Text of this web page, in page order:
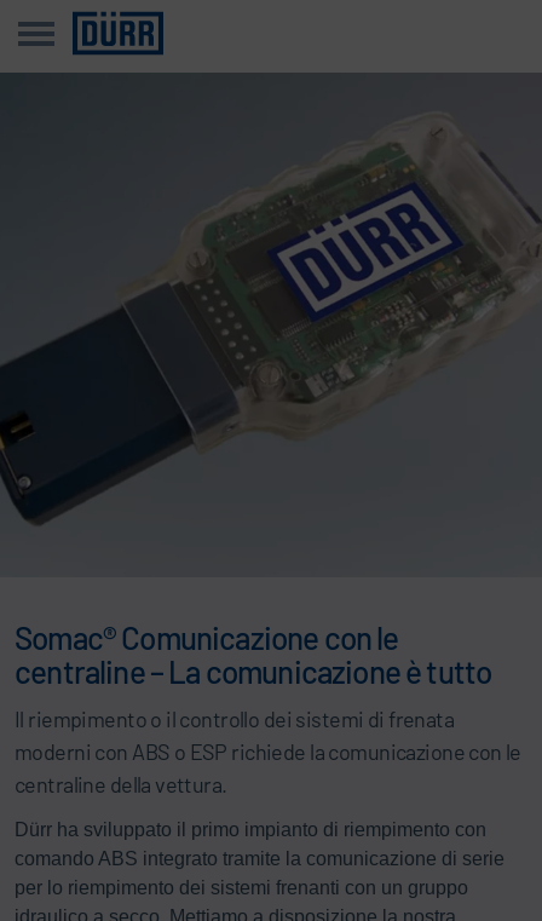
Somac® Comunicazione con le
centraline – La comunicazione è tutto
Il riempimento o il controllo dei sistemi di frenata
moderni con ABS o ESP richiede la comunicazione con le
centraline della vettura.
Dürr ha sviluppato il primo impianto di riempimento con
comando ABS integrato tramite la comunicazione di serie
per lo riempimento dei sistemi frenanti con un gruppo
idraulico a secco. Mettiamo a disposizione la nostra